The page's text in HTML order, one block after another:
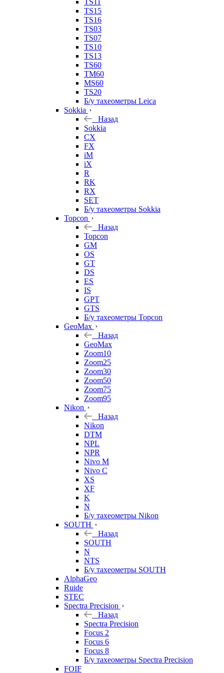
TS11
TS15
TS16
TS03
TS07
TS10
TS13
TS60
TM60
MS60
TS20
Б/у тахеометры Leica
Sokkia
Назад
Sokkia
CX
FX
iM
iX
R
RK
RX
SET
Б/у тахеометры Sokkia
Topcon
Назад
Topcon
GM
OS
GT
DS
ES
IS
GPT
GTS
Б/у тахеометры Topcon
GeoMax
Назад
GeoMax
Zoom10
Zoom25
Zoom30
Zoom50
Zoom75
Zoom95
Nikon
Назад
Nikon
DTM
NPL
NPR
Nivo M
Nivo C
XS
XF
K
N
Б/у тахеометры Nikon
SOUTH
Назад
SOUTH
N
NTS
Б/у тахеометры SOUTH
AlphaGeo
Ruide
STEC
Spectra Precision
Назад
Spectra Precision
Focus 2
Focus 6
Focus 8
Б/у тахеометры Spectra Precision
FOIF